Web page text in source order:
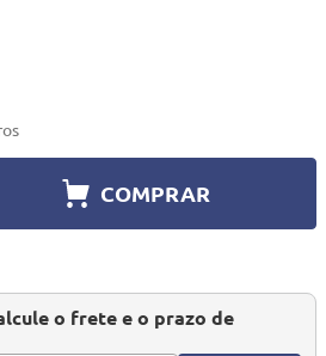
COMPRAR
o frete e o prazo de
10
quadriciclo